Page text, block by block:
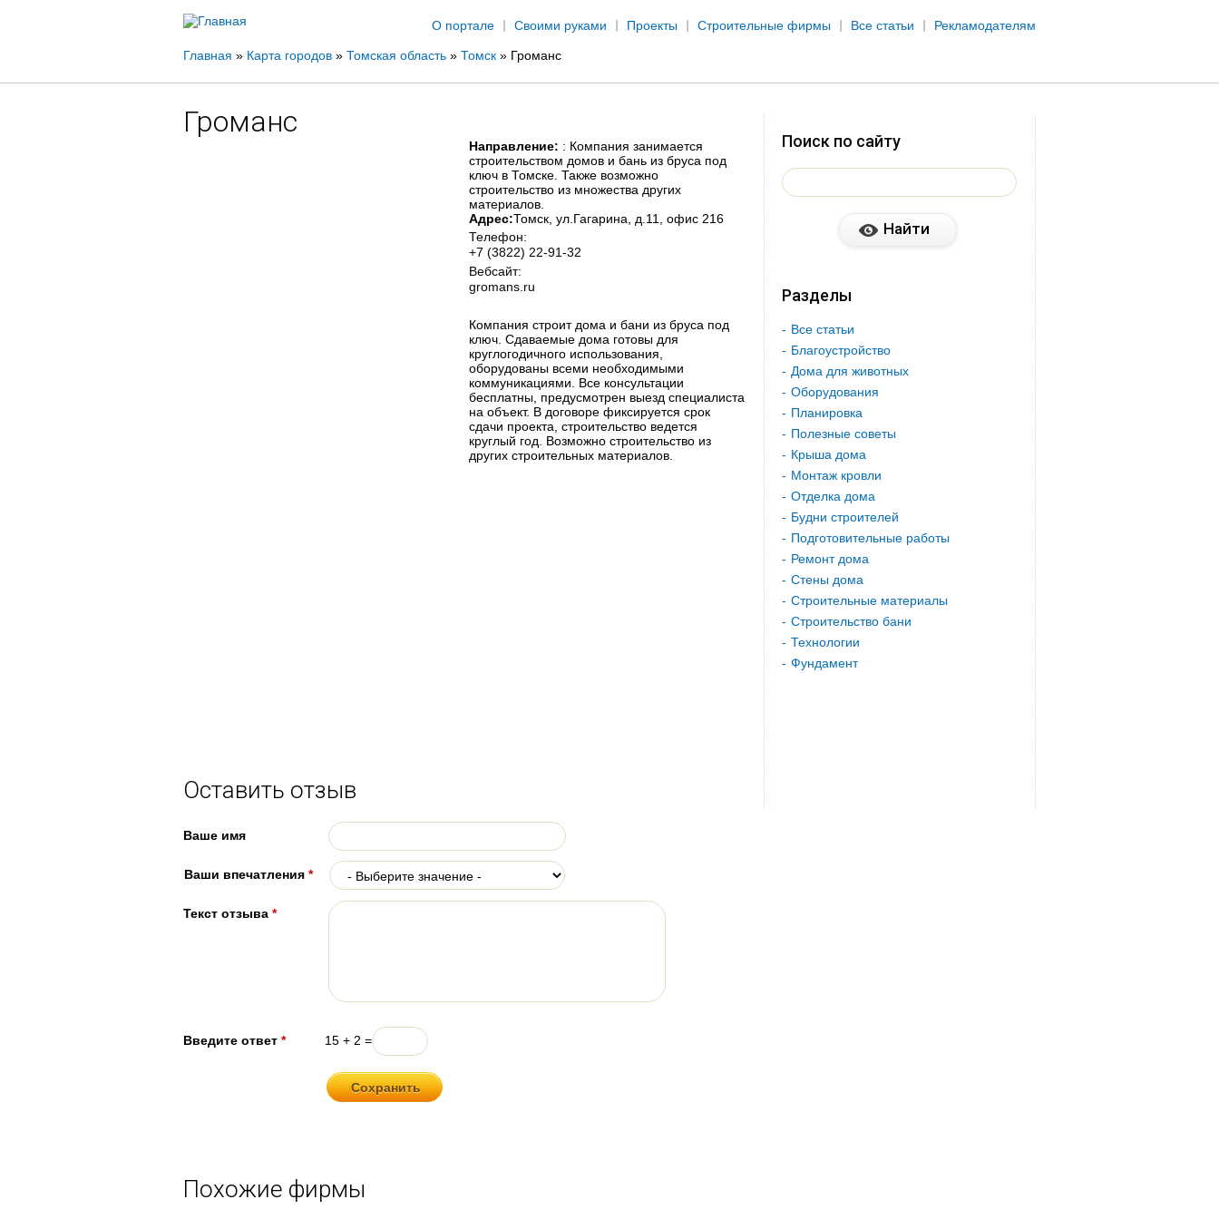
О портале
Своими руками Проекты Строительные фирмы Все статьи Рекламодателям
Вы
здесь
Главная » Карта городов » Томская область » Томск » Громанс
Громанс
Направление: : Компания занимается
строительством домов и бань из бруса под
ключ в Томске. Также возможно
строительство из множества других
материалов.
Адрес:Томск , ул.Гагарина, д.11, офис 216
Телефон:
+7 (3822) 22-91-32
Вебсайт:
gromans.ru
Компания строит дома и бани из бруса под
ключ. Сдаваемые дома готовы для
круглогодичного использования,
оборудованы всеми необходимыми
коммуникациями. Все консультации
бесплатны, предусмотрен выезд специалиста
на объект. В договоре фиксируется срок
сдачи проекта, строительство ведется
круглый год. Возможно строительство из
других строительных материалов.
Оставить отзыв
Ваше имя
Ваши впечатления *
Текст отзыва *
Введите ответ * 15 + 2 =
Похожие фирмы
Поиск по сайту
Разделы
Все статьи
Благоустройство
Дома для животных
Оборудования
Планировка
Полезные советы
Крыша дома
Монтаж кровли
Отделка дома
Будни строителей
Подготовительные работы
Ремонт дома
Стены дома
Строительные материалы
Строительство бани
Технологии
Фундамент